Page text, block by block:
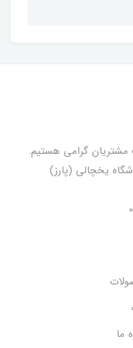
یخچالی‌ (پارز)
ما